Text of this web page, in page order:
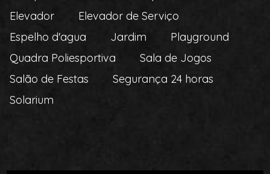
Elevador
Elevador de Serviço
Espelho d'agua
Jardim
Playground
Quadra Poliesportiva
Sala de Jogos
Salão de Festas
Segurança 24 horas
Solarium